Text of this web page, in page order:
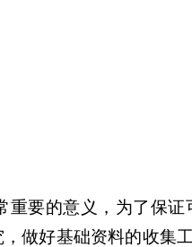
要的意义，为了保
做好基础资料的收